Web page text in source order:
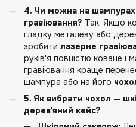
4. Чи можна на шампурах
гравіювання? Так. Якщо
гладку металеву або
зробити лазерне
руків'я повністю коване і
гравіювання краще
шампура або на його
5. Як вибрати чохол —
дерев'яний кейс?